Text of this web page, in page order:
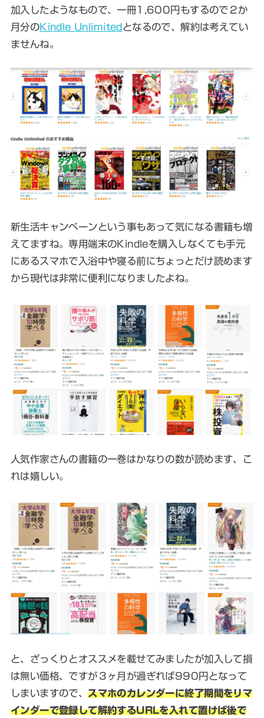
加入したようなもので、一冊1,600円もするので２か
月分のKindle Unlimited となるので、解約は考えてい
ませんね。
新生活キャンペーンという事もあって気になる書籍も増
えてますね。専用端末のKindleを購入しなくても手元
にあるスマホで入浴中や寝る前にちょっとだけ読めます
から現代は非常に便利になりましたよね。
人気作家さんの書籍の一巻はかなりの数が読めます、こ
れは嬉しい。
と、ざっくりとオススメを載せてみましたが加入して損
は無い価格、ですが３ヶ月が過ぎれば990円となって
しまいますので、スマホのカレンダーに終了期間をリマ
インダーで登録して解約するURLを入れて置けば後で